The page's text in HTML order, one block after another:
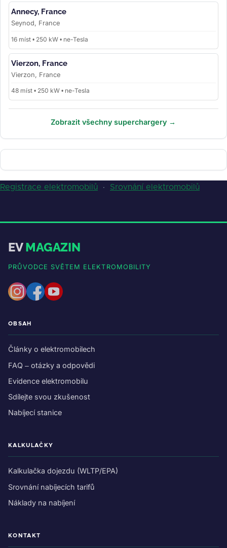
Annecy, France
Seynod, France
16 míst • 250 kW • ne-Tesla
Vierzon, France
Vierzon, France
48 míst • 250 kW • ne-Tesla
Zobrazit všechny superchargery →
Registrace elektromobilů · Srovnání elektromobilů
EVMAGAZIN
PRŮVODCE SVĚTEM ELEKTROMOBILITY
OBSAH
Články o elektromobilech
FAQ – otázky a odpovědi
Evidence elektromobilu
Sdílejte svou zkušenost
Nabíjecí stanice
KALKULAČKY
Kalkulačka dojezdu (WLTP/EPA)
Srovnání nabíjecích tarifů
Náklady na nabíjení
KONTAKT